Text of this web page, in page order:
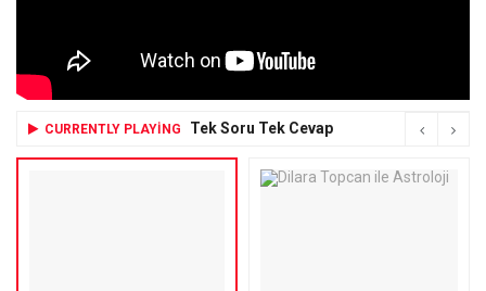
CURRENTLY PLAYING Tek Soru Tek Cevap